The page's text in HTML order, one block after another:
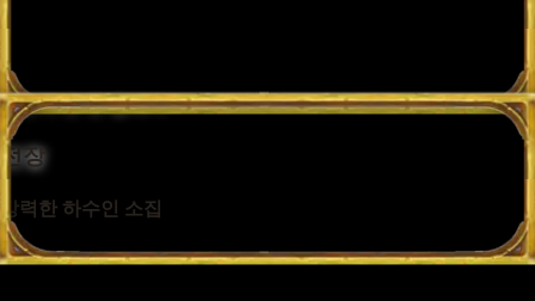
최신 카드로만 플레이하는 정규 등급전에 참가하거나, 야생
등급전을 플레이하며 모든 수집품을 잠금 해제하세요! 등급이
가볍게 한 판 플레이
전장
강력한 하수인 소집
무작위로 선택된 하수인 중 원하는 카드를 뽑아 나만의 부대를